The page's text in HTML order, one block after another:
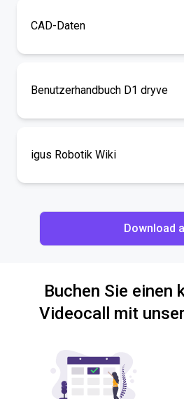
CAD-Daten
Benutzerhandbuch D1 dryve
igus Robotik Wiki
Download
Buchen Sie einen
Videocall mit